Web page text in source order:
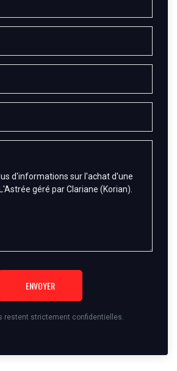
ENVOYER
restent strictement confidentielles.